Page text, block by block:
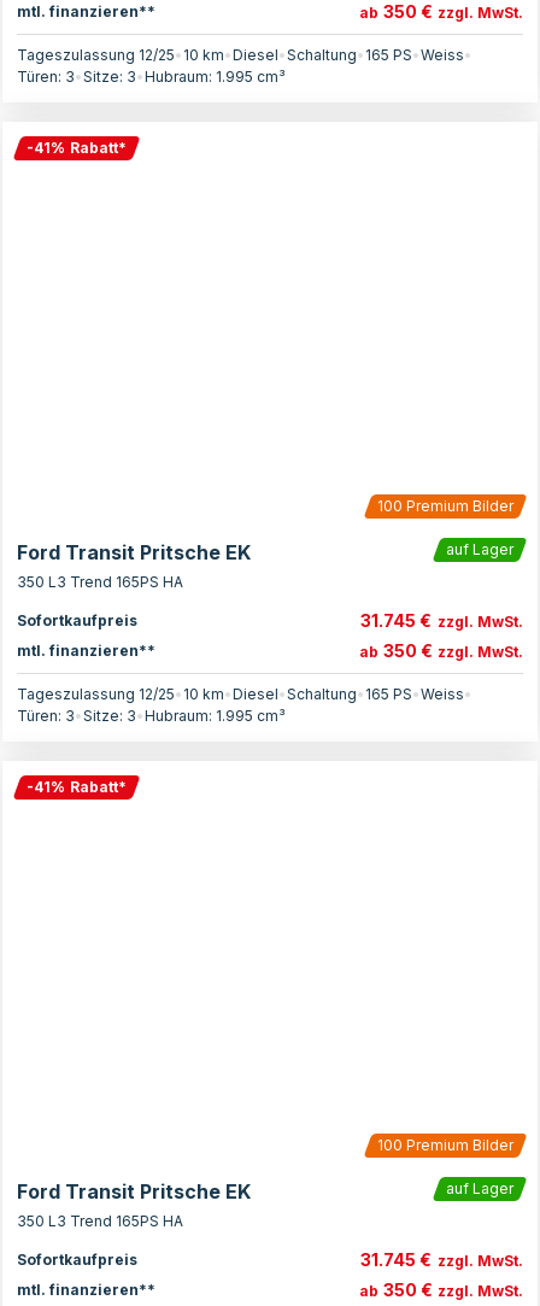
mtl. finanzieren**
ab 350 € zzgl. MwSt.
Tageszulassung 12/25• 10 km•Diesel•Schaltung• 165 PS•Weiss•
Türen: 3•Sitze: 3•Hubraum: 1.995 cm³
-41% Rabatt*
100 Premium Bilder
Ford Transit Pritsche EK
auf Lager
350 L3 Trend 165PS HA
Sofortkaufpreis 31.745 € zzgl. MwSt.
mtl. finanzieren**
ab 350 € zzgl. MwSt.
Tageszulassung 12/25• 10 km•Diesel•Schaltung• 165 PS•Weiss•
Türen: 3•Sitze: 3•Hubraum: 1.995 cm³
-41% Rabatt*
100 Premium Bilder
Ford Transit Pritsche EK
auf Lager
350 L3 Trend 165PS HA
Sofortkaufpreis 31.745 € zzgl. MwSt.
mtl. finanzieren**
ab 350 € zzgl. MwSt.